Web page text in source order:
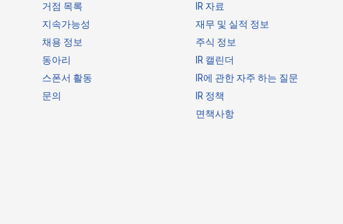
1 -
거점 목록
지속가능성
채용 정보
동아리
스폰서 활동
문의
IR 자료
재무 및 실적 정보
주식 정보
IR 캘린더
IR에 관한 자주 하는 질문
IR 정책
면책사항